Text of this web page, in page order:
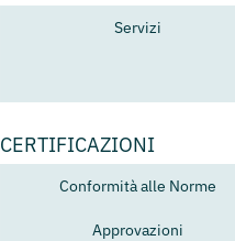
Servizi
CERTIFICAZIONI
Conformità alle Norme
Approvazioni